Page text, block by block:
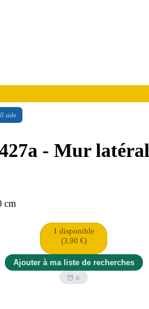
side
- Mur
cm
1 disponible
(3.90 €)